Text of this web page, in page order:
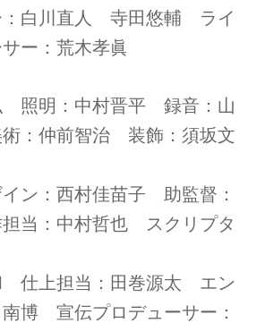
：白川直人 寺田悠輔 ライ
ー：荒木孝眞
照明：中村晋平 録音：山
：仲前智治 装飾：須坂文
ン：西村佳苗子 助監督：
当：中村哲也 スクリプタ
仕上担当：田巻源太 エン
博
宣伝プロデューサー：